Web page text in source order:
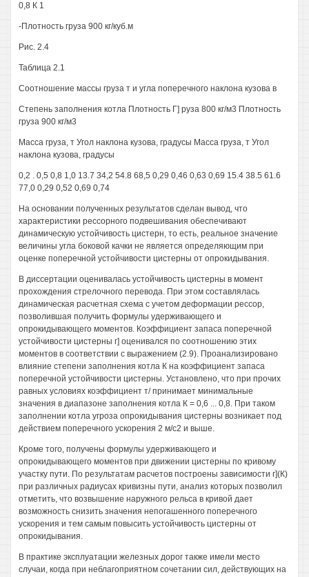
0,8 К 1
-Плотность груза 900 кг/куб.м
Рис. 2.4
Таблица 2.1
Соотношение массы груза т и угла поперечного наклона кузова в
Степень заполнения котла Плотность Г] руза 800 кг/м3 Плотность
груза 900 кг/м3
Масса груза, т Угол наклона кузова, градусы Масса груза, т Угол
наклона кузова, градусы
0,2 . 0,5 0,8 1,0 13.7 34,2 54.8 68,5 0,29 0,46 0,63 0,69 15.4 38.5 61.6
77,0 0,29 0,52 0,69 0,74
На основании полученных результатов сделан вывод, что
характеристики рессорного подвешивания обеспечивают
динамическую устойчивость цистерн, то есть, реальное значение
величины угла боковой качки не является определяющим при
оценке поперечной устойчивости цистерны от опрокидывания.
В диссертации оценивалась устойчивость цистерны в момент
прохождения стрелочного перевода. При этом составлялась
динамическая расчетная схема с учетом деформации рессор,
позволившая получить формулы удерживающего и
опрокидывающего моментов. Коэффициент запаса поперечной
устойчивости цистерны г] оценивался по соотношению этих
моментов в соответствии с выражением (2.9). Проанализировано
влияние степени заполнения котла К на коэффициент запаса
поперечной устойчивости цистерны. Установлено, что при прочих
равных условиях коэффициент т/ принимает минимальные
значения в диапазоне заполнения котла К = 0,6 ... 0,8. При таком
заполнении котла угроза опрокидывания цистерны возникает под
действием поперечного ускорения 2 м/с2 и выше.
Кроме того, получены формулы удерживающего и
опрокидывающего моментов при движении цистерны по кривому
участку пути. По результатам расчетов построены зависимости г](К)
при различных радиусах кривизны пути, анализ которых позволил
отметить, что возвышение наружного рельса в кривой дает
возможность снизить значения непогашенного поперечного
ускорения и тем самым повысить устойчивость цистерны от
опрокидывания.
В практике эксплуатации железных дорог также имели место
случаи, когда при неблагоприятном сочетании сил, действующих на